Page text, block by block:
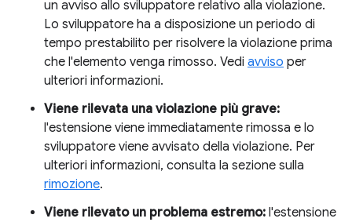
un avviso allo sviluppatore relativo alla violazione.
Lo sviluppatore ha a disposizione un periodo di
tempo prestabilito per risolvere la violazione prima
che l'elemento venga rimosso. Vedi avviso per
ulteriori informazioni.
Viene rilevata una violazione più grave:
l'estensione viene immediatamente rimossa e lo
sviluppatore viene avvisato della violazione. Per
ulteriori informazioni, consulta la sezione sulla
rimozione.
Viene rilevato un problema estremo: l'estensione